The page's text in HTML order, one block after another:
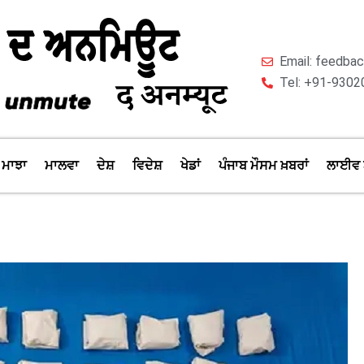
Email:
Tel: +91-
ਮਾਝਾ ਮਾਲਵਾ ਦੇਸ਼ ਵਿਦੇਸ਼ ਖੇਡਾਂ ਪੰਜਾਬ ਮੌਸਮ ਖ਼ਬਰਾਂ ਲਾਈਵ